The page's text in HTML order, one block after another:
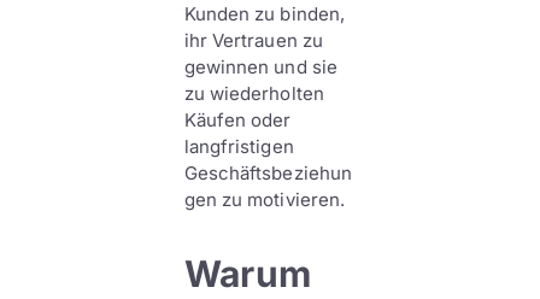
Kunden zu binden,
ihr Vertrauen zu
gewinnen und sie
zu wiederholten
Käufen oder
langfristigen
Geschäftsbeziehun
gen zu motivieren.
Warum